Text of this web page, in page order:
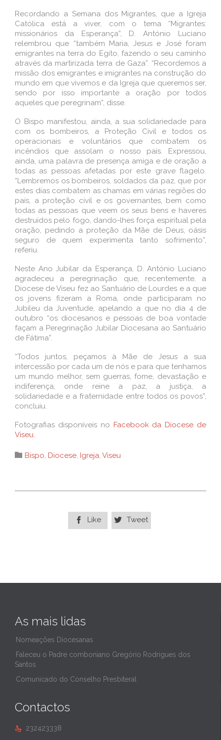
Recordando a Semana dos Migrantes, que a Igreja
Católica está a viver, com o tema “Migrantes:
missionários da Esperança”, D. António Luciano
relembrou que “também Maria, Jesus e José foram
emigrantes na terra do Egito, fazendo o seu caminho
através da martirizada terra de Gaza”. “Recordemos a
missão dos emigrantes e imigrantes na construção do
mundo em que vivemos e da Igreja que queremos ser,
sendo por isso importante a oração por todos
aqueles que peregrinam”, disse.
O Bispo manifestou, ainda, a sua solidariedade para
com os bombeiros, a Proteção Civil e todos os
operacionais e voluntários que combatem os
incêndios que assolam o nosso país. Expressou,
ainda, uma palavra de presença amiga e de oração a
todas as pessoas afetadas por este grave flagelo.
“Lembremos os bombeiros, soldados da paz, que por
estes dias combatem as chamas em várias regiões do
país, a proteção civil e os governantes, bem como
todas as pessoas que veem os seus bens e haveres
destruídos pelo fogo, dando-lhes força espiritual pela
oração, pedindo a proteção da Mãe de Deus, oásis
seguro de quem experimenta tanto sofrimento”,
referiu.
Neste Ano Jubilar da Esperança, D. António Luciano
agradeceu a peregrinação que, recentemente, a
Diocese de Viseu fez ao Santuário de Lourdes e a que
os jovens fizeram a Roma, onde participaram no
Jubileu da Juventude, apelando a que no dia 4 de
outubro “os diocesanos e pessoas de boa vontade
façam a Peregrinação Jubilar Diocesana ao Santuário
de Fátima”.
“Todos juntos, peçamos à Mãe de Jesus a sua
intercessão por cada um de nós e para que tenhamos
um mundo melhor, sem guerras, fome, devastação e
indiferença, onde reine a paz, a justiça, a
solidariedade e a fraternidade entre todos os povos”,
concluiu.
Fotografias disponíveis no Facebook da Diocese de
Viseu.
 Category
Bispo, Diocese, Igreja, Viseu
 Like  Tweet
As mais lidas
Nomeações Diocesanas
Faleceu o Padre comboniano Gregório Rodrigues dos
Santos
Comunicado do Conselho Presbiteral
Contactos
 232423338